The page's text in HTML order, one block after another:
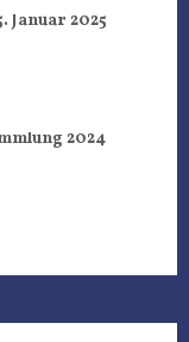
Januar 2025
2024